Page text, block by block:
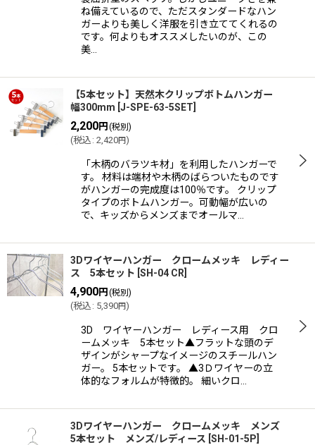
ね備えているので、ただスタンダードなハン
ガーよりも美しく洋服を引き立ててくれるの
です。何よりもオススメしたいのが、この
美…
【5本セット】天然木クリップボトムハンガー
幅300mm J-SPE-63-5SET
2,200円 (税別)
(税込 : 2,420円)
「木柄のバラツキ材」を利用したハンガーで
す。 材料は端材や木柄のばらついたものです
がハンガーの完成度は100％です。 クリップ
タイプのボトムハンガー。可動幅が広いの
で、キッズからメンズまでオールマ…
3Dワイヤーハンガー クロームメッキ レディー
ス 5本セット SH-04 CR
4,900円 (税別)
(税込 : 5,390円)
3D ワイヤーハンガー レディース用 クロ
ームメッキ 5本セット▲フラットな頭のデ
ザインがシャープなイメージのスチールハン
ガー。 5本セットです。 ▲3Ｄワイヤーの立
体的なフォルムが特徴的。 細いクロ…
3Dワイヤーハンガー クロームメッキ メンズ
5本セット メンズ/レディース SH-01-5P